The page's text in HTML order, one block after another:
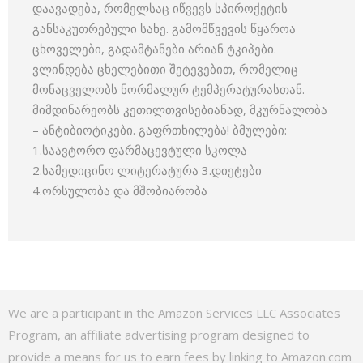
დაავადება, რომელსაც იწვევს სპიროქეტის
განსაკუთრებული სახე. გამომწვევის წყაროა
ცხოველები, გადამტანები არიან ტკიპები.
ვლინდება ცხელებითი შეტევებით, რომელიც
მონაცველობს ნორმალურ ტემპერატურასთან.
მიმდინარეობს კეთილთვისებიანად, მკურნალობა
– ანტიბიოტიკები. გაფრთხილება! ბმულები:
1.საავტორო ფარმაცევტული სკოლა
2.სამედიცინო ლიტერატურა 3.დიეტები
4.ორსულობა და მშობიარობა
We are a participant in the Amazon Services LLC Associates
Program, an affiliate advertising program designed to
provide a means for us to earn fees by linking to Amazon.com